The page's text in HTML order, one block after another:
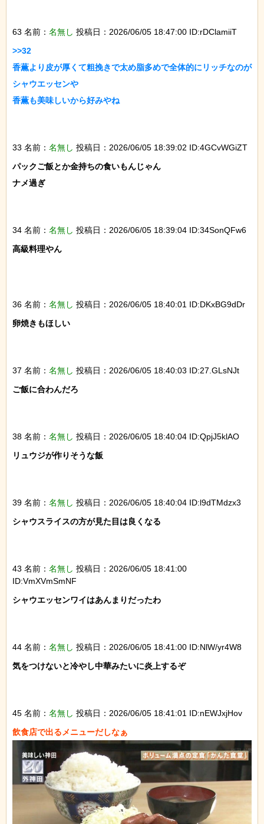
63 名前： 名無し 投稿日：2026/06/05 18:47:00 ID:rDClamiiT
>>32
香薫より皮が厚くて粗挽きで太め脂多めで全体的にリッチなのが
シャウエッセンや
香薫も美味しいから好みやね
33 名前： 名無し 投稿日：2026/06/05 18:39:02 ID:4GCvWGiZT
パックご飯とか金持ちの食いもんじゃん
ナメ過ぎ
34 名前： 名無し 投稿日：2026/06/05 18:39:04 ID:34SonQFw6
高級料理やん
36 名前： 名無し 投稿日：2026/06/05 18:40:01 ID:DKxBG9dDr
卵焼きもほしい
37 名前： 名無し 投稿日：2026/06/05 18:40:03 ID:27.GLsNJt
ご飯に合わんだろ
38 名前： 名無し 投稿日：2026/06/05 18:40:04 ID:QpjJ5klAO
リュウジが作りそうな飯
39 名前： 名無し 投稿日：2026/06/05 18:40:04 ID:l9dTMdzx3
シャウスライスの方が見た目は良くなる
43 名前： 名無し 投稿日：2026/06/05 18:41:00
ID:VmXVmSmNF
シャウエッセンワイはあんまりだったわ
44 名前： 名無し 投稿日：2026/06/05 18:41:00 ID:NlW/yr4W8
気をつけないと冷やし中華みたいに炎上するぞ
45 名前： 名無し 投稿日：2026/06/05 18:41:01 ID:nEWJxjHov